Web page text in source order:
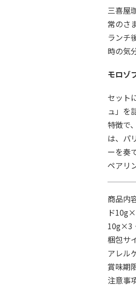
三喜屋
常のさ
ランチ
時の気
モロゾ
セット
ュ」を
特徴で
は、パ
ーを奏
ペアリ
商品内
ド
10g×3
梱包サ
アレル
賞味期
注意事